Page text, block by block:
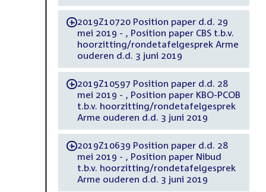
-2019Z10720 Position paper d.d. 29
mei 2019 - , Position paper CBS t.b.v.
hoorzitting/rondetafelgesprek Arme
ouderen d.d. 3 juni 2019
-2019Z10597 Position paper d.d. 28
mei 2019 - , Position paper KBO-PCOB
t.b.v. hoorzitting/rondetafelgesprek
Arme ouderen d.d. 3 juni 2019
-2019Z10639 Position paper d.d. 28
mei 2019 - , Position paper Nibud
t.b.v. hoorzitting/rondetafelgesprek
Arme ouderen d.d. 3 juni 2019